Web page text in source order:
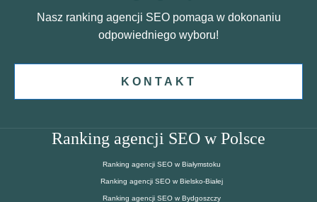
Nasz ranking agencji SEO pomaga w dokonaniu
odpowiedniego wyboru!
KONTAKT
Ranking agencji SEO w Polsce
Ranking agencji SEO w Białymstoku
Ranking agencji SEO w Bielsko-Białej
Ranking agencji SEO w Bydgoszczy